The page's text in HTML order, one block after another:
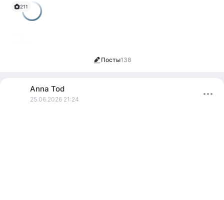
P. S. Замужем!!! Пожалуйста, не надо мне писать ВНЕ
рамок простого человеческого общения!
211
Посты138
Anna Tod
25.06.2026 21:24